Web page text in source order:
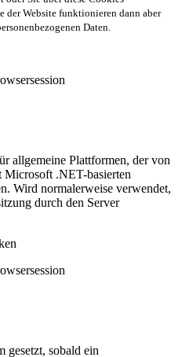
der Website funktionieren dann aber
Daten.
allgemeine Plattformen, der von
Microsoft .NET-basierten
Wird normalerweise verwendet,
durch den Server
gesetzt, sobald ein